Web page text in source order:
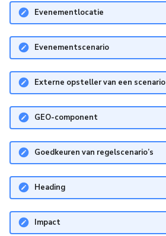
Evenementlocatie
Evenementscenario
Externe opsteller van een scenario
GEO-component
Goedkeuren van regelscenario’s
Heading
Impact